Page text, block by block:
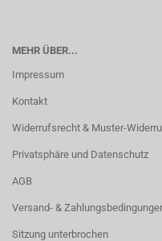
MEHR ÜBER...
Impressum
Kontakt
Widerrufsrecht & Muster-
Privatsphäre und Datenschutz
AGB
Versand- &
Sitzung unterbrochen